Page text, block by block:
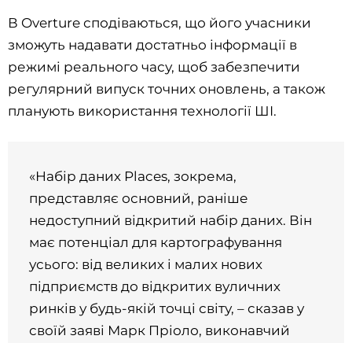
В Overture сподіваються, що його учасники
зможуть надавати достатньо інформації в
режимі реального часу, щоб забезпечити
регулярний випуск точних оновлень, а також
планують використання технології ШІ.
«Набір даних Places, зокрема,
представляє основний, раніше
недоступний відкритий набір даних. Він
має потенціал для картографування
усього: від великих і малих нових
підприємств до відкритих вуличних
ринків у будь-якій точці світу, – сказав у
своїй заяві Марк Пріоло, виконавчий